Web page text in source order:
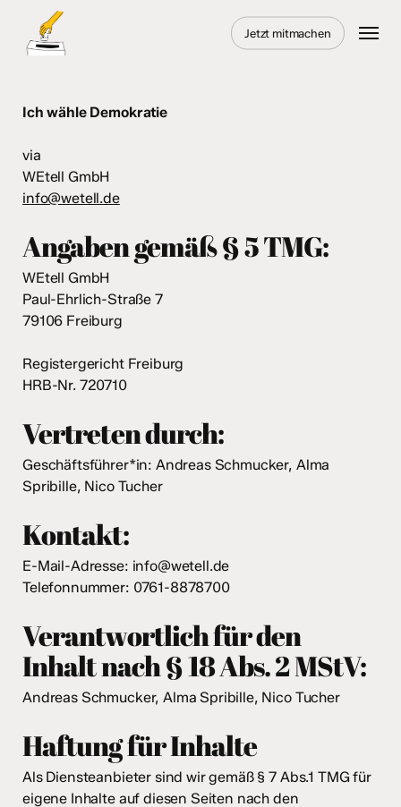
main
Jetzt mitmachen Menu
Ich wähle Demokratie
via
WEtell GmbH
info@wetell.de
Angaben gemäß § 5 TMG:
WEtell GmbH
Paul-Ehrlich-Straße 7
79106 Freiburg
Registergericht Freiburg
HRB-Nr. 720710
Vertreten durch:
Geschäftsführer*in: Andreas Schmucker, Alma
Spribille, Nico Tucher
Kontakt:
E-Mail-Adresse: info@wetell.de
Telefonnummer: 0761-8878700
Verantwortlich für den
Inhalt nach § 18 Abs. 2 MStV:
Andreas Schmucker, Alma Spribille, Nico Tucher
Haftung für Inhalte
Als Diensteanbieter sind wir gemäß § 7 Abs.1 TMG für
eigene Inhalte auf diesen Seiten nach den